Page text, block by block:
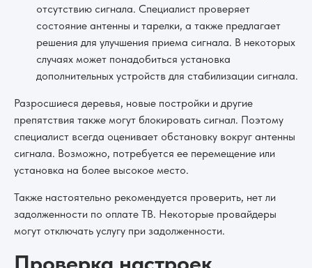
отсутствию сигнала. Специалист проверяет
состояние антенны и тарелки, а также предлагает
решения для улучшения приема сигнала. В некоторых
случаях может понадобиться установка
дополнительных устройств для стабилизации сигнала.
Разросшиеся деревья, новые постройки и другие
препятствия также могут блокировать сигнал. Поэтому
специалист всегда оценивает обстановку вокруг антенны
сигнала. Возможно, потребуется ее перемещение или
установка на более высокое место.
Также настоятельно рекомендуется проверить, нет ли
задолженности по оплате ТВ. Некоторые провайдеры
могут отключать услугу при задолженности.